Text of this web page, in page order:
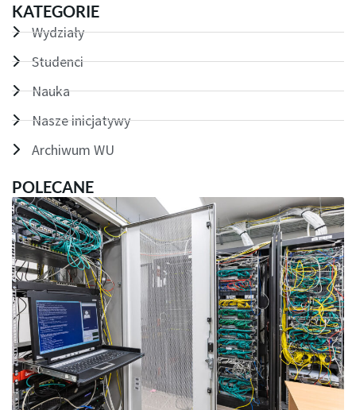
KATEGORIE
Wydziały
Studenci
Nauka
Nasze inicjatywy
Archiwum WU
POLECANE